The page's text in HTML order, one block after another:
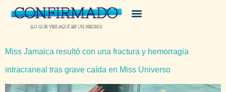
Miss Jamaica resultó con una fractura y hemorragia
intracraneal tras grave caída en Miss Universo